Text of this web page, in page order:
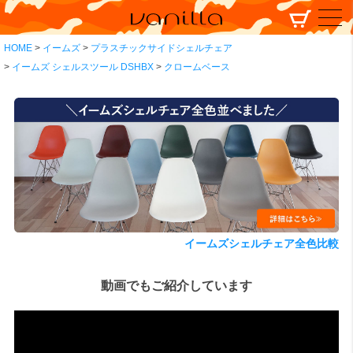
HOME イームズ
プラスチックサイドシェルチェア
イームズ シェルスツール DSHBX
クロームベース
イームズシェルチェア全色比較
動画でもご紹介しています